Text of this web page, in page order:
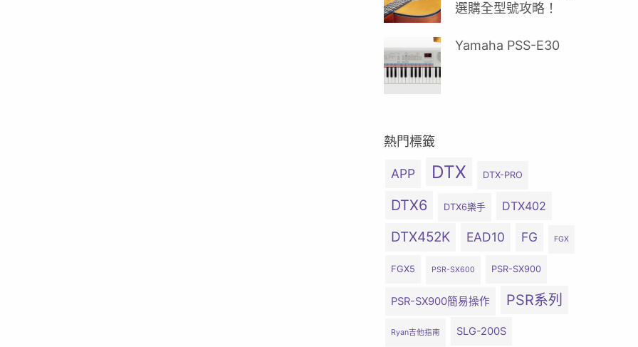
選購全型號攻略！
Yamaha PSS-E30
熱門標籤
APP DTX DTX-PRO
DTX6 DTX6樂手 DTX402
DTX452K EAD10 FG FGX
FGX5 PSR-SX600 PSR-SX900
PSR-SX900簡易操作 PSR系列
Ryan吉他指南 SLG-200S